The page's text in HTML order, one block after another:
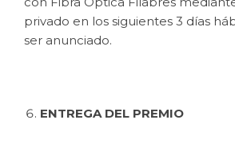
privado en los siguientes 3 días
ser anunciado.
ENTREGA DEL PREMIO